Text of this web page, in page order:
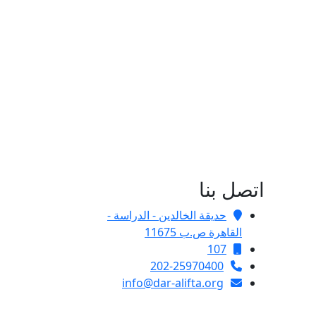
اتصل بنا
حديقة الخالدين - الدراسة -
القاهرة ص.ب 11675
107
202-25970400
info@dar-alifta.org